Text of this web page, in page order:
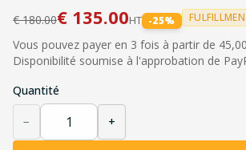
€180.00€ 135.00HT -25%
Vous pouvez payer en 3 fois à partir de
Disponibilité soumise à l'approbation de
Quantité
− +